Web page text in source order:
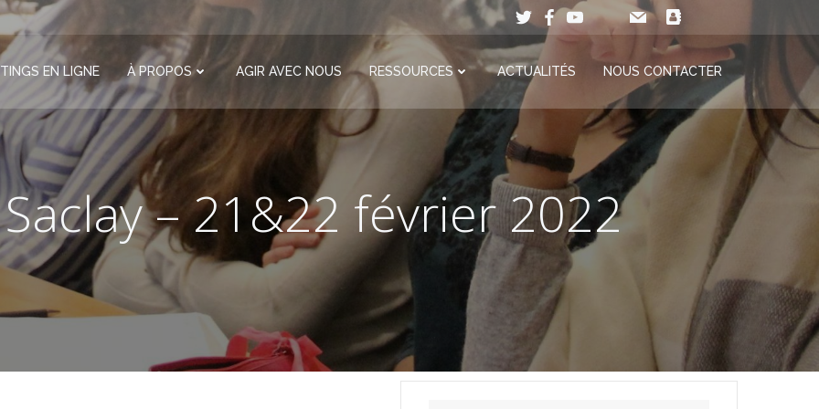
EN LIGNE À PROPOS AGIR AVEC NOUS RESSOURCES ACTUALITÉS NOUS CONTACTER
Saclay – 21&22 février 2022